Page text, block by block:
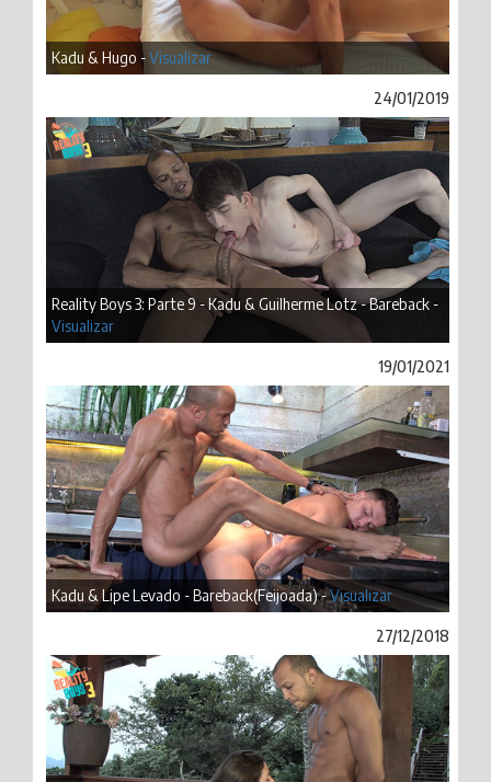
Kadu & Hugo -Visualizar
24/01/2019
Reality Boys 3: Parte 9 - Kadu & Guilherme Lotz - Bareback -
Visualizar
19/01/2021
Kadu & Lipe Levado - Bareback(Feijoada) -Visualizar
27/12/2018